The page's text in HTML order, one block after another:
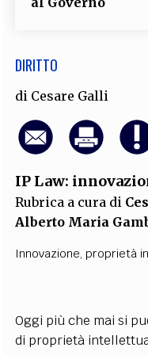
DIRITTO
di Cesare Galli
IP Law:
Rubrica a cura di
Alberto Maria
Innovazione, proprietà
Oggi più che mai si
di proprietà